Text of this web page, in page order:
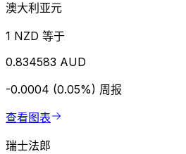
澳大利亚元
1 NZD 等于
0.834583 AUD
-0.0004 (0.05%) 周报
查看图表
瑞士法郎